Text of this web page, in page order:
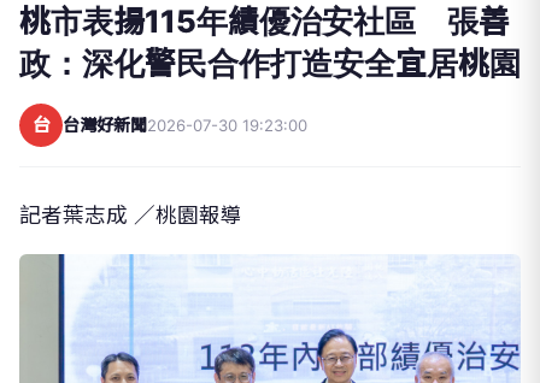
桃市表揚115年績優治安社區 張善
政：深化警民合作打造安全宜居桃園
台 台灣好新聞2026-07-30 19:23:00
記者葉志成 ／桃園報導